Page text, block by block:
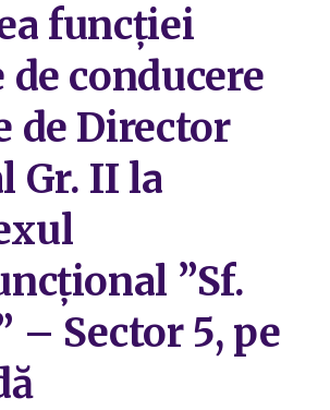
funcției
conducere
de Director
Gr. II la
”Sf.
– Sector 5, pe